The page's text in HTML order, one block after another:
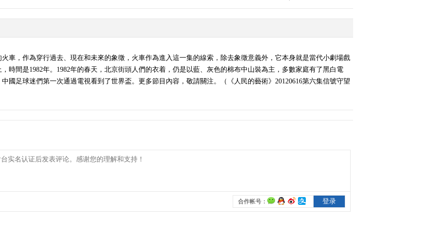
2012-06-19 23:54:04
20120620 第十集 剧场 相
2012-06-21 00:06:49
車，作為穿行過去、現在和未來的象徵，火車作為進入這一集的線索，除去象徵意義外，它本身就是當代小劇場戲
時間是1982年。1982年的春天，北京街頭人們的衣着，仍是以藍、灰色的棉布中山裝為主，多數家庭有了黑白電
國足球迷們第一次通過電視看到了世界盃。更多節目內容，敬請關注。（《人民的藝術》20120616第六集信號守望